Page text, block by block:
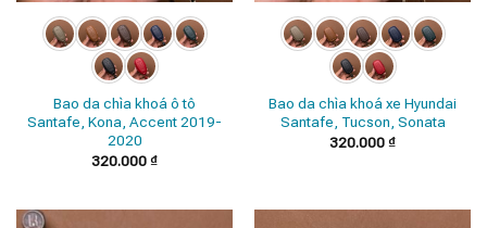
Bao da chìa khoá ô tô
Santafe, Kona, Accent 2019-
2020
320.000₫
Bao da chìa khoá xe Hyundai
Santafe, Tucson, Sonata
320.000₫